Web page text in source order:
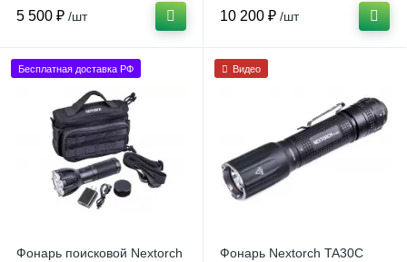
5 500 ₽ /шт 10 200 ₽ /шт
Бесплатная доставка РФ
Фонарь поисковой Nextorch
Видео
Фонарь Nextorch TA30C